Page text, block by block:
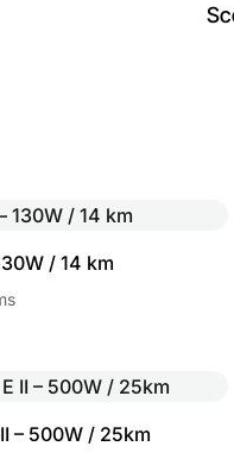
/ 14 km
– 500W / 25km